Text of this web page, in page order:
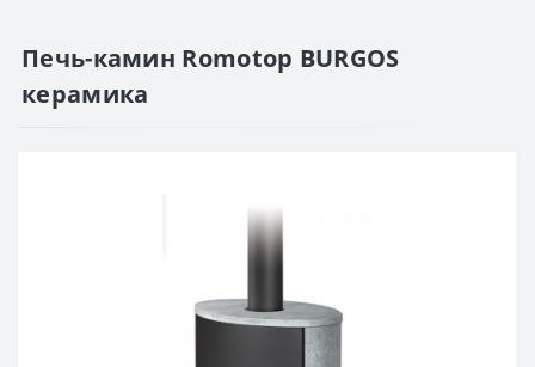
Печь-камин Romotop BURGOS
керамика